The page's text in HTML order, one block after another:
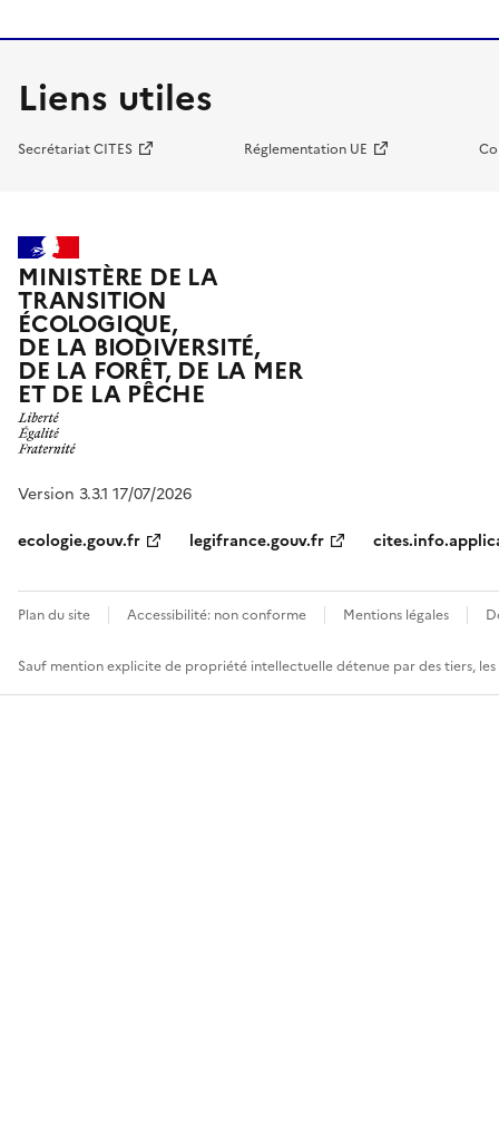
Liens utiles
Secrétariat CITES Réglementation UE
MINISTÈRE DE LA
TRANSITION
ÉCOLOGIQUE,
DE LA BIODIVERSITÉ,
DE LA FORÊT, DE LA MER
ET DE LA PÊCHE
Version 3.3.1 17/07/2026
ecologie.gouv.fr
legifrance.gouv.fr
Plan du site Accessibilité: non conforme Mentions légales
Sauf mention explicite de propriété intellectuelle détenue par des tiers,